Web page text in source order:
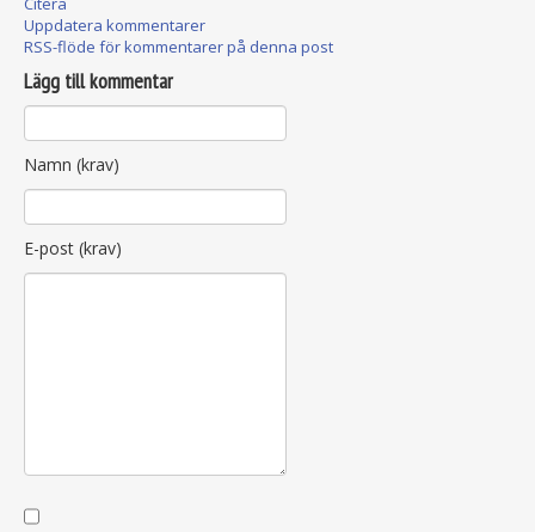
Uppdatera kommentarer
RSS-flöde för kommentarer på denna post
Lägg till kommentar
Namn (krav)
E-post (krav)